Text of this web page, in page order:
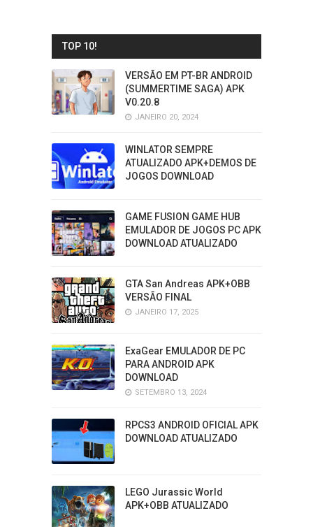
TOP 10!
VERSÃO EM PT-BR ANDROID
(SUMMERTIME SAGA) APK
V0.20.8
JANEIRO 20, 2024
WINLATOR SEMPRE
ATUALIZADO APK+DEMOS DE
JOGOS DOWNLOAD
GAME FUSION GAME HUB
EMULADOR DE JOGOS PC APK
DOWNLOAD ATUALIZADO
GTA San Andreas APK+OBB
VERSÃO FINAL
JANEIRO 17, 2025
ExaGear EMULADOR DE PC
PARA ANDROID APK
DOWNLOAD
SETEMBRO 13, 2024
RPCS3 ANDROID OFICIAL APK
DOWNLOAD ATUALIZADO
LEGO Jurassic World
APK+OBB ATUALIZADO